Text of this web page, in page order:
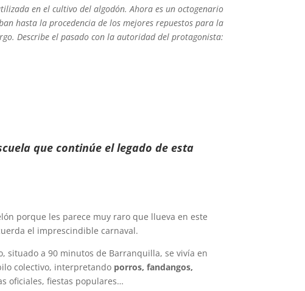
en el cultivo del algodón. Ahora es un octogenario
hasta la procedencia de los mejores repuestos para la
Describe el pasado con la autoridad del protagonista:
que continúe el legado de esta
porque les parece muy raro que llueva en este
el imprescindible carnaval.
situado a 90 minutos de Barranquilla, se vivía en
colectivo, interpretando porros, fandangos,
oficiales, fiestas populares…